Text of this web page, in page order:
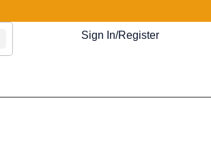
Sign In/Register